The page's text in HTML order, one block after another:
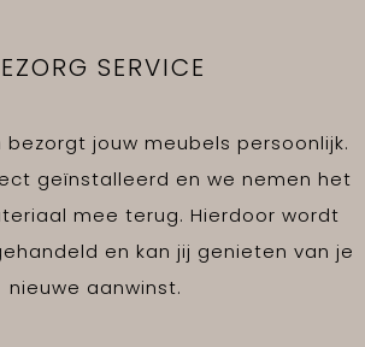
SERVICE
jouw meubels persoonlijk.
geïnstalleerd en we nemen het
mee terug. Hierdoor wordt
en kan jij genieten van je
nieuwe aanwinst.